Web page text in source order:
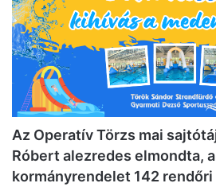
Az Operatív Törzs mai
Róbert alezredes elmondta,
kormányrendelet 142